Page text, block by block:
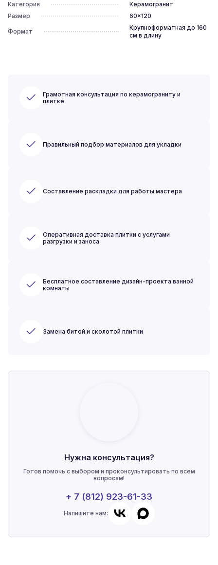
Категория
Керамогранит
Размер
60x120
Формат
Крупноформатная до 160
см в длину
Грамотная консультация по керамограниту и
плитке
Правильный подбор материалов для укладки
Составление раскладки для работы мастера
Оперативная доставка плитки с услугами
разгрузки и заноса
Бесплатное составление дизайн-проекта ванной
комнаты
Замена битой и сколотой плитки
Нужна консультация?
Готов помочь с выбором и проконсультировать по всем
вопросам!
+ 7 (812) 923-61-33
Напишите нам: